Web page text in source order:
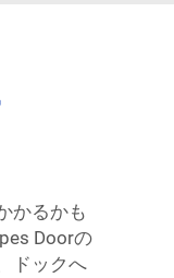
かるかも
Doorの
ドックへ